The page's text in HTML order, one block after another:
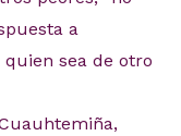
a
sea de otro